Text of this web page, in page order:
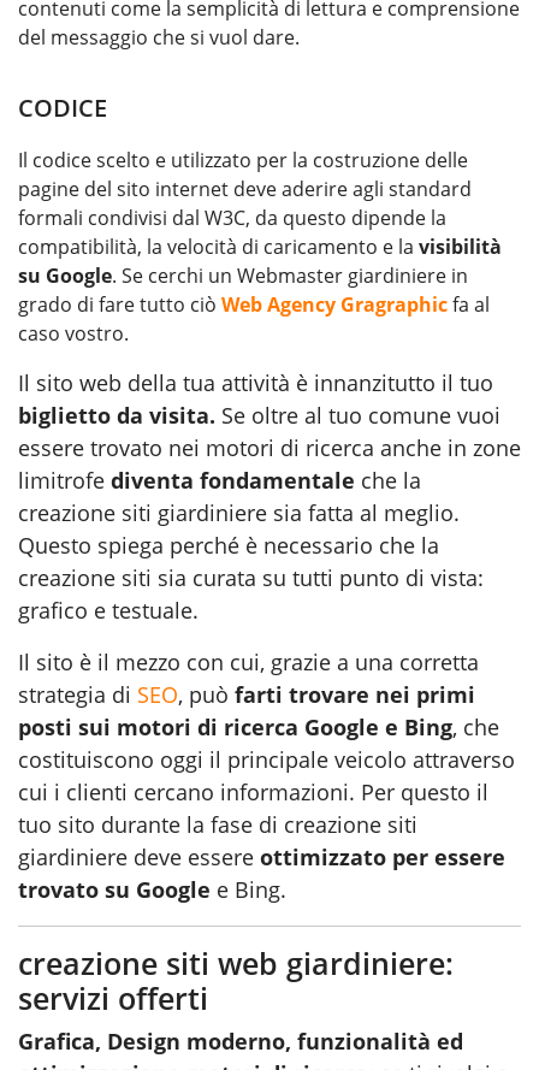
contenuti come la semplicità di lettura e comprensione
del messaggio che si vuol dare.
CODICE
Il codice scelto e utilizzato per la costruzione delle
pagine del sito internet deve aderire agli standard
formali condivisi dal W3C, da questo dipende la
compatibilità, la velocità di caricamento e la visibilità
su Google. Se cerchi un Webmaster giardiniere in
grado di fare tutto ciò Web Agency Gragraphicfa al
caso vostro.
Il sito web della tua attività è innanzitutto il tuo
biglietto da visita. Se oltre al tuo comune vuoi
essere trovato nei motori di ricerca anche in zone
limitrofe diventa fondamentale che la
creazione siti giardiniere sia fatta al meglio.
Questo spiega perché è necessario che la
creazione siti sia curata su tutti punto di vista:
grafico e testuale.
Il sito è il mezzo con cui, grazie a una corretta
strategia di SEO, può farti trovare nei primi
posti sui motori di ricerca Google e Bing, che
costituiscono oggi il principale veicolo attraverso
cui i clienti cercano informazioni. Per questo il
tuo sito durante la fase di creazione siti
giardiniere deve essere ottimizzato per essere
trovato su Google e Bing.
creazione siti web giardiniere:
servizi offerti
Grafica, Design moderno, funzionalità ed